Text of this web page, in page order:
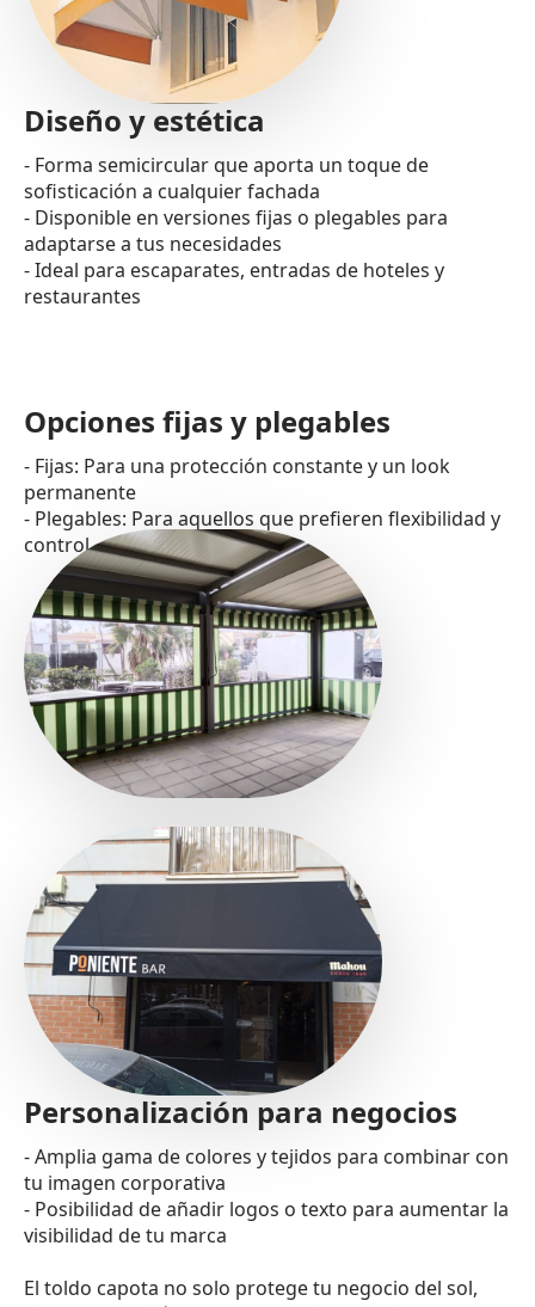
Diseño y estética
- Forma semicircular que aporta un toque de
sofisticación a cualquier fachada
- Disponible en versiones fijas o plegables para
adaptarse a tus necesidades
- Ideal para escaparates, entradas de hoteles y
restaurantes
Opciones fijas y plegables
- Fijas: Para una protección constante y un look
permanente
- Plegables: Para aquellos que prefieren flexibilidad y
control
Personalización para negocios
- Amplia gama de colores y tejidos para combinar con
tu imagen corporativa
- Posibilidad de añadir logos o texto para aumentar la
visibilidad de tu marca
El toldo capota no solo protege tu negocio del sol,